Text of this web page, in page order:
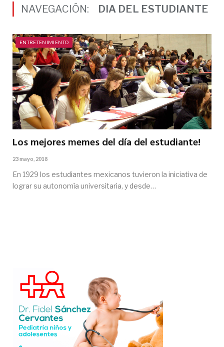
NAVEGACIÓN: DIA DEL ESTUDIANTE
ENTRETENIMIENTO
Los mejores memes del día del estudiante!
23 mayo, 2018
En 1929 los estudiantes mexicanos tuvieron la iniciativa de
lograr su autonomía universitaria, y desde…